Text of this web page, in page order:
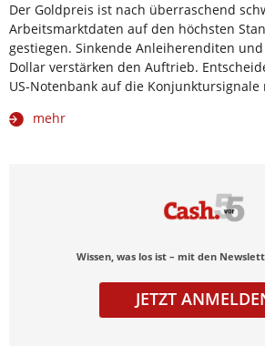
Der Goldpreis ist nach überraschend
Arbeitsmarktdaten auf den höchsten
gestiegen. Sinkende Anleiherenditen
Dollar verstärken den Auftrieb.
US-Notenbank auf die Konjunktursignale
mehr
Wissen, was los ist – mit den
JETZT